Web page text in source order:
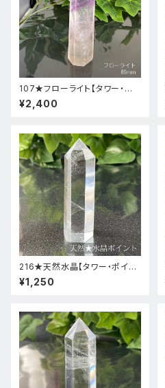
107★フローライト【タワー・ポ
イント】天然石パワーストーンイ
ンテリア置物新品
¥2,400
216★天然水晶【タワー・ポイン
ト・原石】天然石インテリア置物
風水新品
¥1,250